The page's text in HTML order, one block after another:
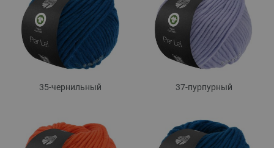
35-чернильный 37-пурпурный